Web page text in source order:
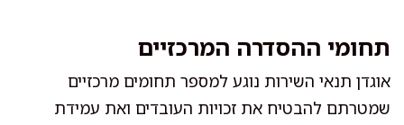
תחומי ההסדרה המרכזיים
אוגדן תנאי השירות נוגע למספר תחומים מרכזיים
שמטרתם להבטיח את זכויות העובדים ואת עמידת